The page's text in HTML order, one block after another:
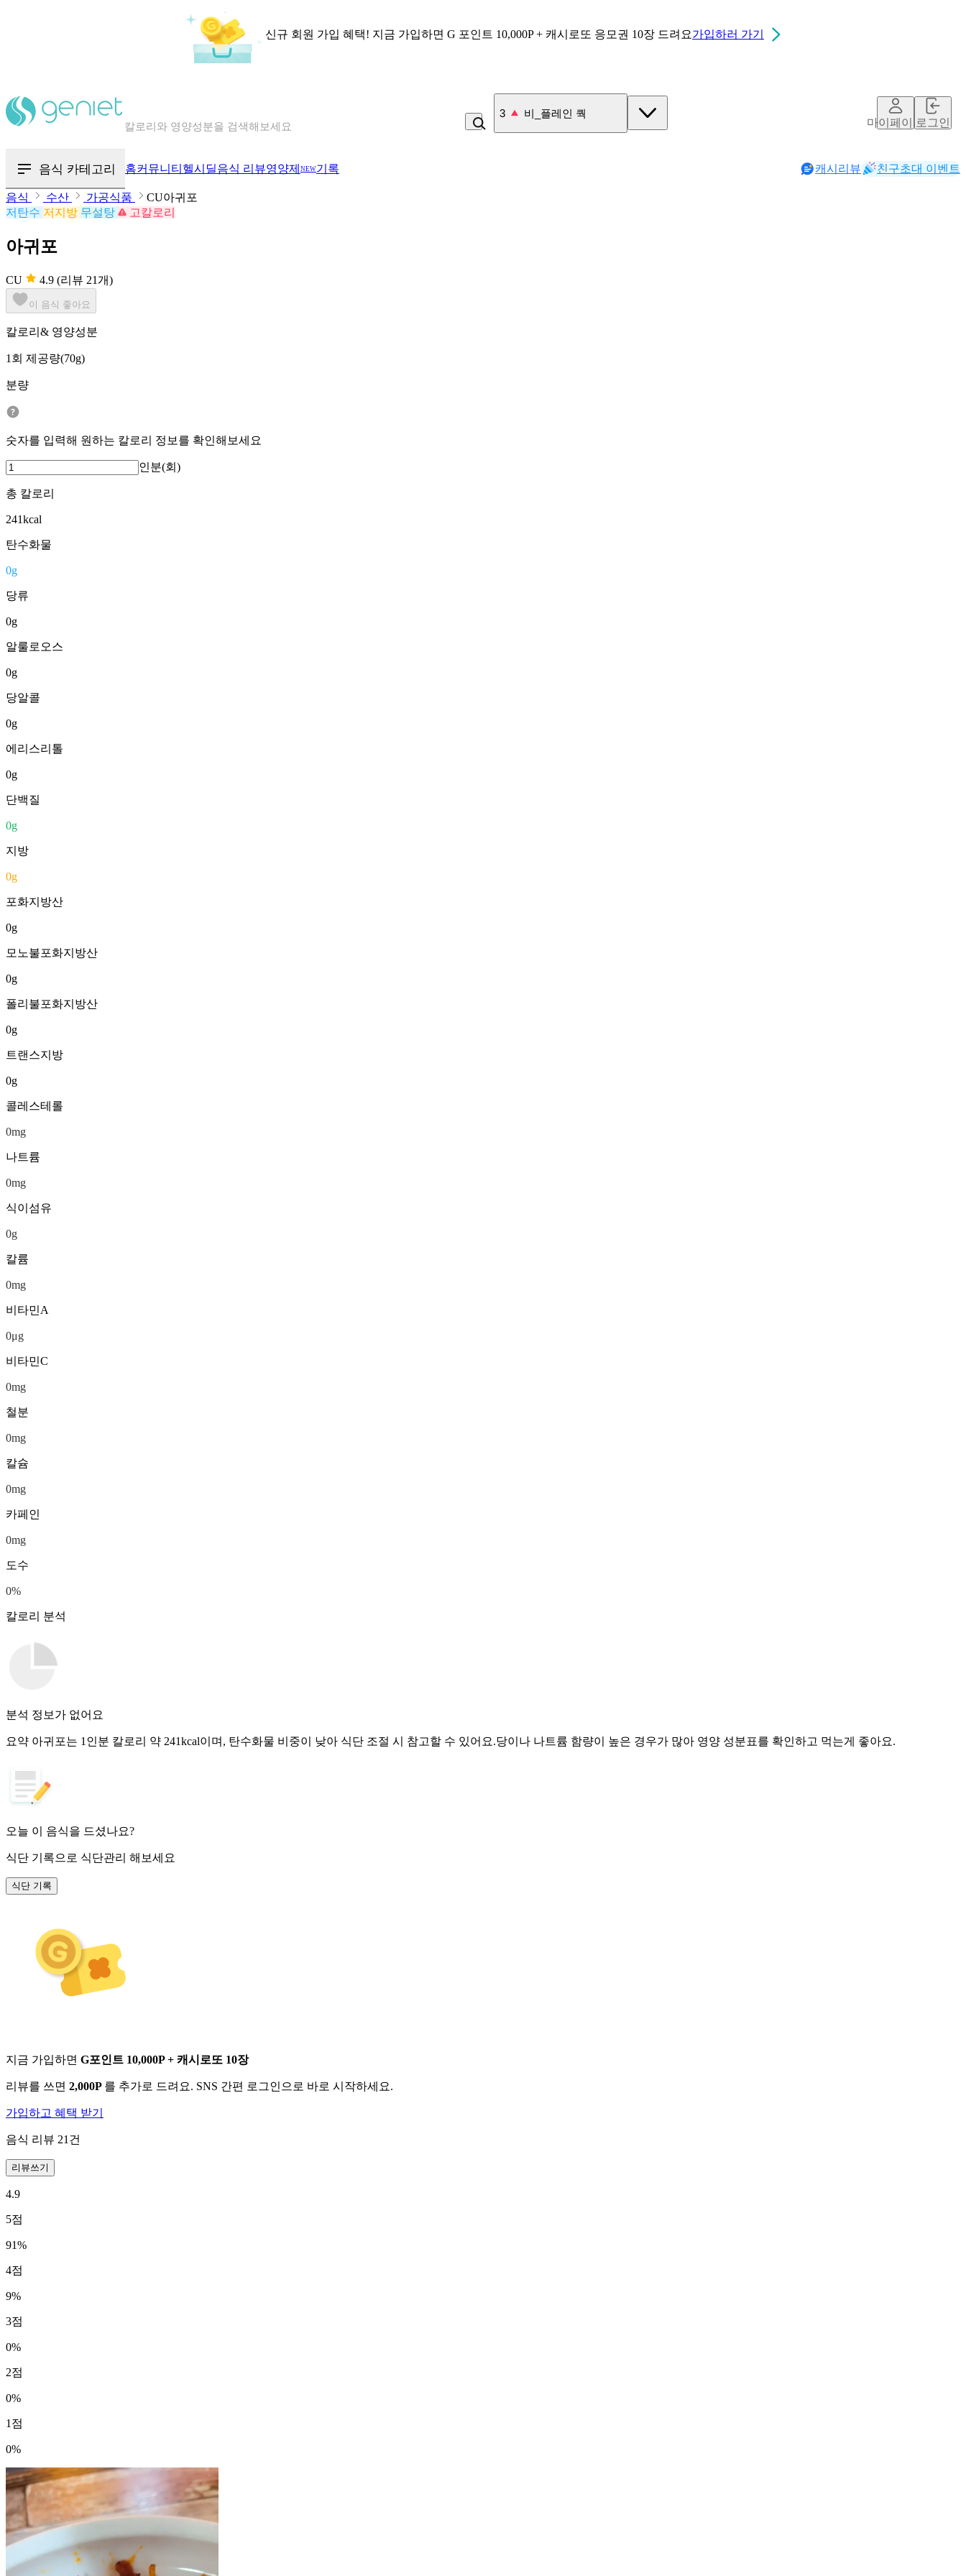
신규 회원 가입 혜택! 지금 가입하면 G 포인트 10,000P + 캐시로또 응모권 10장 드려요가입하러 가기
칼로리와 영양성분을 검색해보세요
3 비_플레인 쿽
마이페이지로그인
음식 카테고리 홈커뮤니티 헬시딜음식 리뷰영양제 NEW기록 캐시리뷰 친구초대 이벤트
음식 수산 가공식품
CU아귀포
저탄수 저지방 무설탕 고칼로리
아귀포
CU 4.9 (리뷰 21개)
이 음식 좋아요
칼로리& 영양성분
1회 제공량(70g)
분량
숫자를 입력해 원하는 칼로리 정보를 확인해보세요
인분(회)
총 칼로리
241kcal
탄수화물
0g
당류
0g
알룰로오스
0g
당알콜
0g
에리스리톨
0g
단백질
0g
지방
0g
포화지방산
0g
모노불포화지방산
0g
폴리불포화지방산
0g
트랜스지방
0g
콜레스테롤
0mg
나트륨
0mg
식이섬유
0g
칼륨
0mg
비타민A
0μg
비타민C
0mg
철분
0mg
칼슘
0mg
카페인
0mg
도수
0%
칼로리 분석
분석 정보가 없어요
요약 아귀포는 1인분 칼로리 약 241kcal이며, 탄수화물 비중이 낮아 식단 조절 시 참고할 수 있어요.당이나 나트륨 함량이 높은 경우가 많아 영양 성분표를 확인하고 먹는게 좋아요.
오늘 이 음식을 드셨나요?
식단 기록으로 식단관리 해보세요
식단 기록
지금 가입하면 G포인트 10,000P + 캐시로또 10장
리뷰를 쓰면 2,000P 를 추가로 드려요. SNS 간편 로그인으로 바로 시작하세요.
가입하고 혜택 받기
음식 리뷰 21 건
리뷰쓰기
4.9
5점
91%
4점
9%
3점
0%
2점
0%
1 점
0%